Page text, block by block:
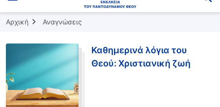
Αρχική Αναγνώσεις
Καθημερινά λόγια του
Θεού: Χριστιανική ζωή